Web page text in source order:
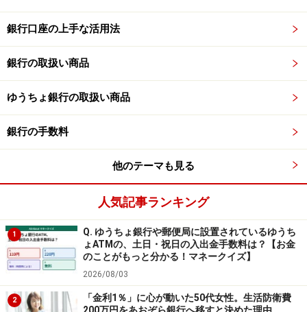
預入期間：1年
※「円定期預金1年もの 夏の特別金利キャンペーン」が適
用されたケース。対象期間は2026年6月3日～8月30日の
預入上限額なし。
⑥大和ネクスト銀行
商品名：円定期預金
金利：1.20％
預入期間：1年
預入金額：10万円以上（1円単位）
銀行口座の上手な活用法
銀行の取扱い商品
ゆうちょ銀行の取扱い商品
銀行の手数料
他のテーマも見る
人気記事ランキング
1
Q. ゆうちょ銀行や郵便局に設置されているゆうち
ょATMの、土日・祝日の入出金手数料は？【お金
のことがもっと分かる！マネークイズ】
2026/08/03
2
「金利1％」に心が動いた50代女性。生活防衛費